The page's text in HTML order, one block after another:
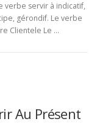
verbe servir à indicatif,
gérondif. Le verbe
Clientele Le …
Au Présent